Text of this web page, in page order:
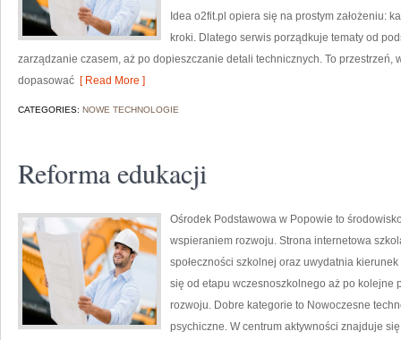
Idea o2fit.pl opiera się na prostym założeniu:
kroki. Dlatego serwis porządkuje tematy od
zarządzanie czasem, aż po dopieszczanie detali technicznych. To przestrzeń,
dopasować [ Read More ]
CATEGORIES: NOWE TECHNOLOGIE
Reforma edukacji
Ośrodek Podstawowa w Popowie to
wspieraniem rozwoju. Strona internetowa
społeczności szkolnej oraz uwydatnia
się od etapu wczesnoszkolnego aż po kolejne
rozwoju. Dobre kategorie to Nowoczesne
psychiczne. W centrum aktywności znajduje